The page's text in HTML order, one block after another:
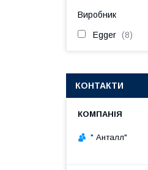
Виробник
Egger 8
КОНТАКТИ
" Анталл"